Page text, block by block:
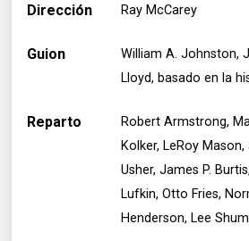
Dirección Ray McCarey
Guion
William A. Johnston,
Lloyd, basado en la
Reparto
Robert Armstrong,
Kolker, LeRoy
Usher, James P.
Lufkin, Otto Fries,
Henderson, Lee